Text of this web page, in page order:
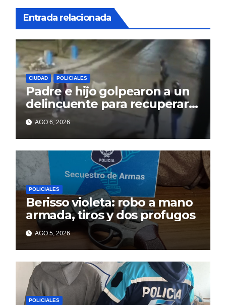
Entrada relacionada
CIUDAD POLICIALES
Padre e hijo golpearon a un
delincuente para recuperar
un celular robado en Berisso
AGO 6, 2026
POLICIALES
Berisso violeta: robo a mano
armada, tiros y dos profugos
AGO 5, 2026
POLICIALES